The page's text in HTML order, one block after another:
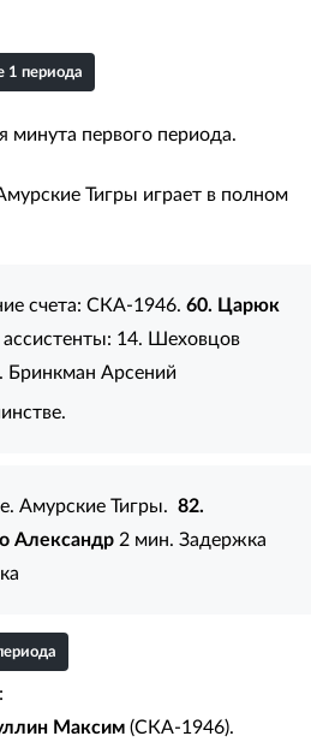
1 периода
минута первого периода.
Тигры играет в полном
счета: СКА-1946.60. Царюк
ассистенты: 14. Шеховцов
Бринкман Арсений
Амурские Тигры.82.
Александр 2 мин. Задержка
Максим(СКА-1946).